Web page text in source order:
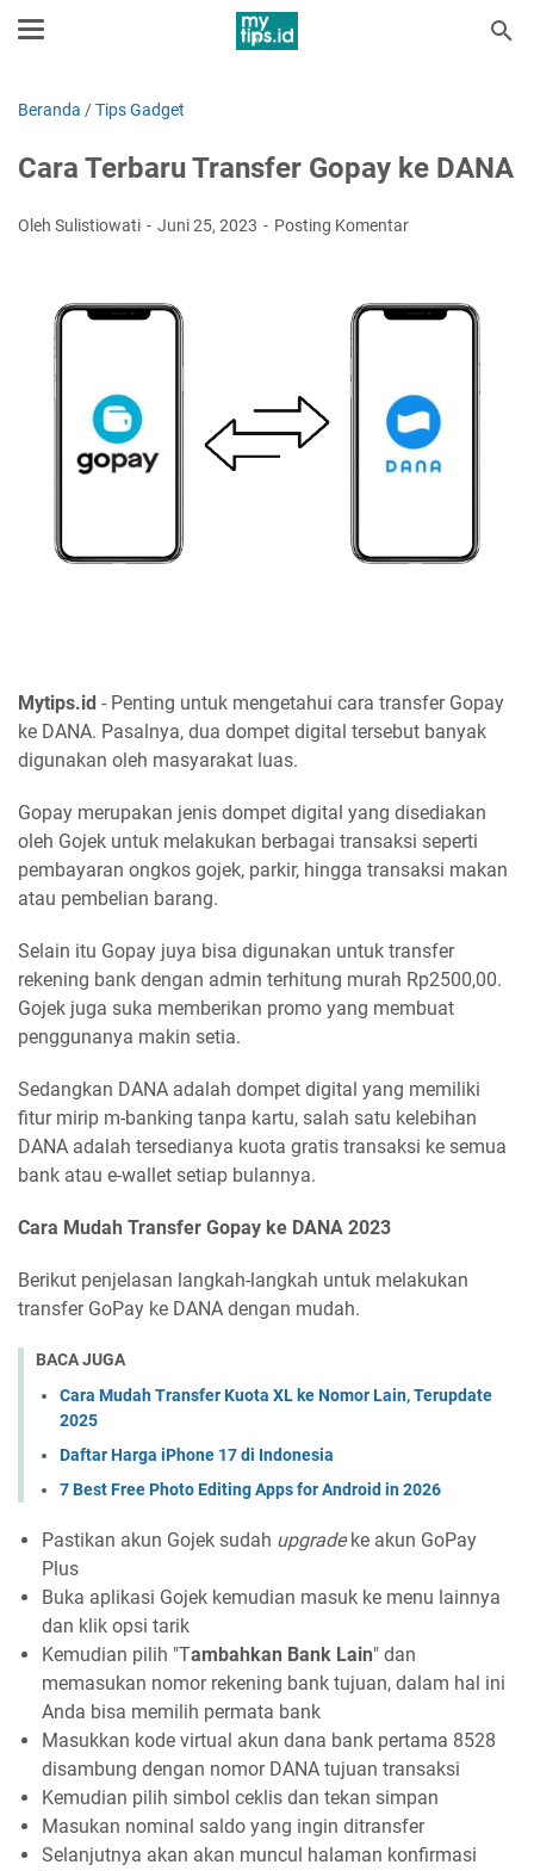
Beranda /Tips Gadget
Cara Terbaru Transfer Gopay ke DANA
Oleh Sulistiowati Juni 25, 2023 Posting Komentar
Mytips.id - Penting untuk mengetahui cara transfer Gopay
ke DANA. Pasalnya, dua dompet digital tersebut banyak
digunakan oleh masyarakat luas.
Gopay merupakan jenis dompet digital yang disediakan
oleh Gojek untuk melakukan berbagai transaksi seperti
pembayaran ongkos gojek, parkir, hingga transaksi makan
atau pembelian barang.
Selain itu Gopay juya bisa digunakan untuk transfer
rekening bank dengan admin terhitung murah Rp2500,00.
Gojek juga suka memberikan promo yang membuat
penggunanya makin setia.
Sedangkan DANA adalah dompet digital yang memiliki
fitur mirip m-banking tanpa kartu, salah satu kelebihan
DANA adalah tersedianya kuota gratis transaksi ke semua
bank atau e-wallet setiap bulannya.
Cara Mudah Transfer Gopay ke DANA 2023
Berikut penjelasan langkah-langkah untuk melakukan
transfer GoPay ke DANA dengan mudah.
BACA JUGA
Cara Mudah Transfer Kuota XL ke Nomor Lain, Terupdate
2025
Daftar Harga iPhone 17 di Indonesia
7 Best Free Photo Editing Apps for Android in 2026
Pastikan akun Gojek sudah upgradeke akun GoPay
Plus
Buka aplikasi Gojek kemudian masuk ke menu lainnya
dan klik opsi tarik
Kemudian pilih "Tambahkan Bank Lain" dan
memasukan nomor rekening bank tujuan, dalam hal ini
Anda bisa memilih permata bank
Masukkan kode virtual akun dana bank pertama 8528
disambung dengan nomor DANA tujuan transaksi
Kemudian pilih simbol ceklis dan tekan simpan
Masukan nominal saldo yang ingin ditransfer
Selanjutnya akan akan muncul halaman konfirmasi